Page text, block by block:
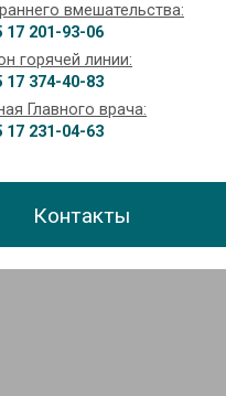
вмешательства:
17 201-93-06
горячей линии:
17 374-40-83
Главного врача:
17 231-04-63
Контакты